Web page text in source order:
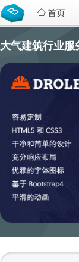
首页
大气建筑行业